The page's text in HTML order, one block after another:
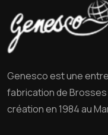
Genesco est une
fabrication de
création en 1984 au